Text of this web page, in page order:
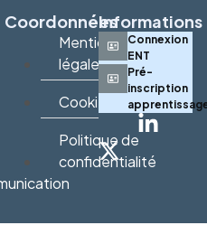
Coordonnées
Mentions
légales
Cookies
Politique de
confidentialité
Informations
Connexion
ENT
Pré-
inscription